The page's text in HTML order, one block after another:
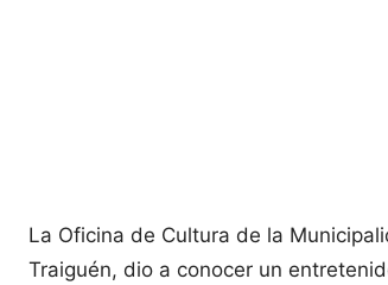
La Oficina de Cultura de la
Traiguén, dio a conocer un